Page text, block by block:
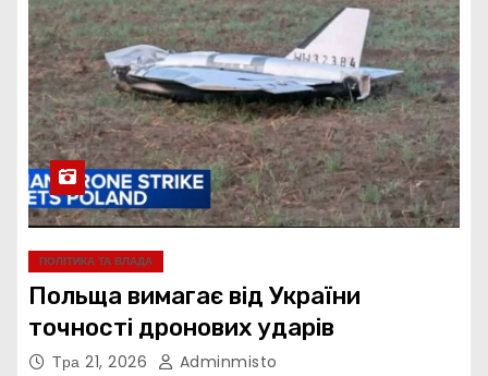
ПОЛІТИКА ТА ВЛАДА
Польща вимагає від України
точності дронових ударів
Тра 21, 2026 Adminmisto